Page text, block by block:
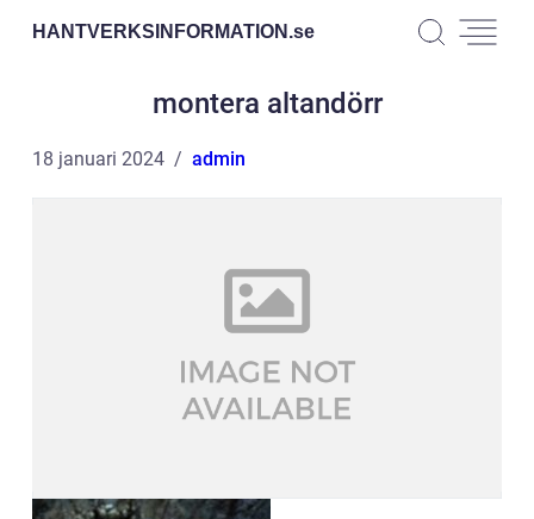
HANTVERKSINFORMATION.se
montera altandörr
18 januari 2024 admin